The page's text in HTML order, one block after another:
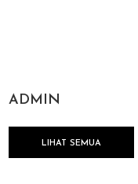
ADMIN
LIHAT SEMUA